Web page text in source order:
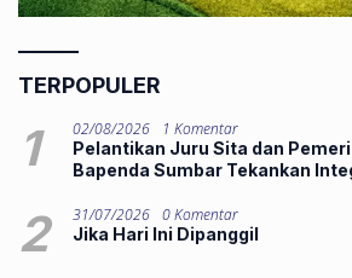
TERPOPULER
1 02/08/2026
1 Komentar
Pelantikan Juru Sita dan
Bapenda Sumbar Tekankan
2 31/07/2026 0 Komentar
Jika Hari Ini Dipanggil